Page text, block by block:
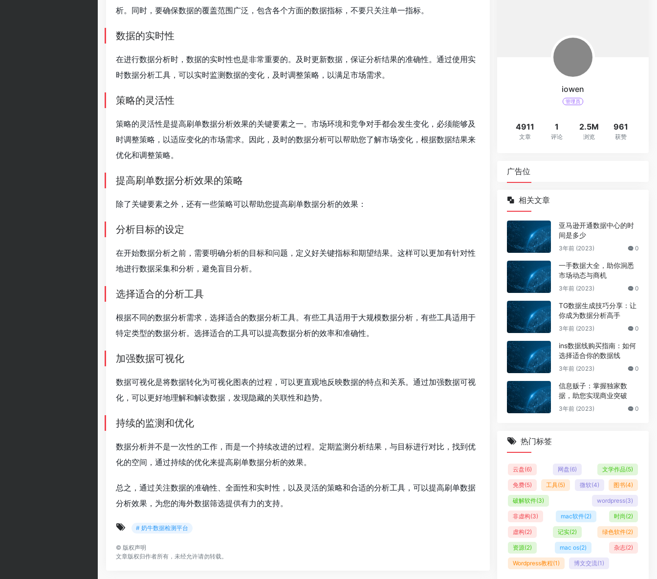
析。同时，要确保数据的覆盖范围广泛，包含各个方面的数据指标，不要只关注单一指标。
数据的实时性
在进行数据分析时，数据的实时性也是非常重要的。及时更新数据，保证分析结果的准确性。通过使用实
时数据分析工具，可以实时监测数据的变化，及时调整策略，以满足市场需求。
策略的灵活性
策略的灵活性是提高刷单数据分析效果的关键要素之一。市场环境和竞争对手都会发生变化，必须能够及
时调整策略，以适应变化的市场需求。因此，及时的数据分析可以帮助您了解市场变化，根据数据结果来
优化和调整策略。
提高刷单数据分析效果的策略
除了关键要素之外，还有一些策略可以帮助您提高刷单数据分析的效果：
分析目标的设定
在开始数据分析之前，需要明确分析的目标和问题，定义好关键指标和期望结果。这样可以更加有针对性
地进行数据采集和分析，避免盲目分析。
选择适合的分析工具
根据不同的数据分析需求，选择适合的数据分析工具。有些工具适用于大规模数据分析，有些工具适用于
特定类型的数据分析。选择适合的工具可以提高数据分析的效率和准确性。
加强数据可视化
数据可视化是将数据转化为可视化图表的过程，可以更直观地反映数据的特点和关系。通过加强数据可视
化，可以更好地理解和解读数据，发现隐藏的关联性和趋势。
持续的监测和优化
数据分析并不是一次性的工作，而是一个持续改进的过程。定期监测分析结果，与目标进行对比，找到优
化的空间，通过持续的优化来提高刷单数据分析的效果。
总之，通过关注数据的准确性、全面性和实时性，以及灵活的策略和合适的分析工具，可以提高刷单数据
分析效果，为您的海外数据筛选提供有力的支持。
# 奶牛数据检测平台
© 版权声明
文章版权归作者所有，未经允许请勿转载。
iowen
管理员
4911
文章
1
评论
2.5M
浏览
961
获赞
广告位
相关文章
亚马逊开通数据中心的时
间是多少
3年前 (2023) 0
一手数据大全，助你洞悉
市场动态与商机
3年前 (2023) 0
TG数据生成技巧分享：让
你成为数据分析高手
3年前 (2023) 0
ins数据线购买指南：如何
选择适合你的数据线
3年前 (2023) 0
信息贩子：掌握独家数
据，助您实现商业突破
3年前 (2023) 0
热门标签
云盘(6) 网盘(6) 文学作品(5)
免费(5) 工具(5) 微软(4) 图书(4)
破解软件(3) wordpress(3)
非虚构(3) mac软件(2) 时尚(2)
虚构(2) 记实(2) 绿色软件(2)
资源(2) mac os(2) 杂志(2)
Wordpress教程(1) 博文交流(1)